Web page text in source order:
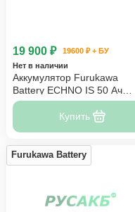
19 900 ₽
19600 ₽ + БУ
Нет в наличии
Аккумулятор Furukawa
Battery ECHNO IS 50 Ач
N65RB24R
Купить
Furukawa Battery